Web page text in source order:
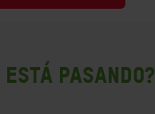
ESTÁ PASANDO?